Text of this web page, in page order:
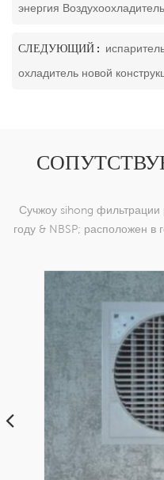
энергия Воздухоохладитель
СЛЕДУЮЩИЙ :
охладитель новой
Сучжоу sihong
году & NBSP; расположен в